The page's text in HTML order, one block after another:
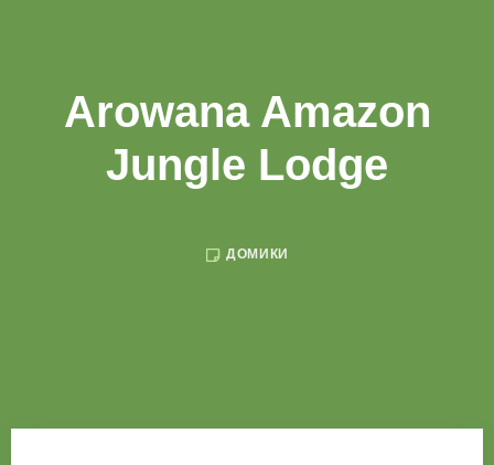
Arowana Amazon
Jungle Lodge
ДОМИКИ